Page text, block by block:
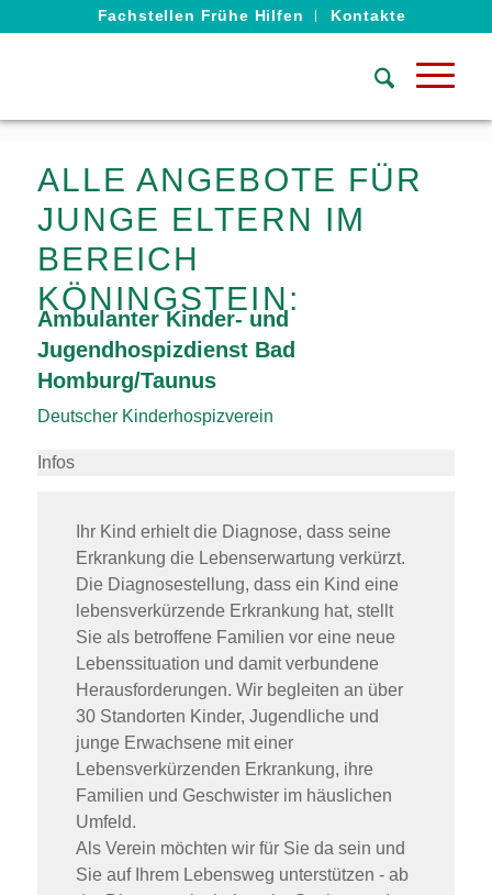
Fachstellen Frühe Hilfen Kontakte
ALLE ANGEBOTE FÜR
JUNGE ELTERN IM
BEREICH
KÖNINGSTEIN:
Ambulanter Kinder- und
Jugendhospizdienst Bad
Homburg/Taunus
Deutscher Kinderhospizverein
Infos
Ihr Kind erhielt die Diagnose, dass seine
Erkrankung die Lebenserwartung verkürzt.
Die Diagnosestellung, dass ein Kind eine
lebensverkürzende Erkrankung hat, stellt
Sie als betroffene Familien vor eine neue
Lebenssituation und damit verbundene
Herausforderungen. Wir begleiten an über
30 Standorten Kinder, Jugendliche und
junge Erwachsene mit einer
Lebensverkürzenden Erkrankung, ihre
Familien und Geschwister im häuslichen
Umfeld.
Als Verein möchten wir für Sie da sein und
Sie auf Ihrem Lebensweg unterstützen - ab